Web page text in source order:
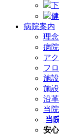
病院案内
理
病
ア
フ
施
施
沿革
当
当
安